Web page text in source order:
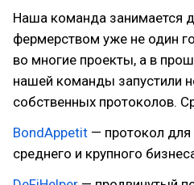
Наша команда занимается
фермерством уже не один
во многие проекты, а в
нашей команды запустили
собственных протоколов.
BondAppetit — протокол
среднего и крупного